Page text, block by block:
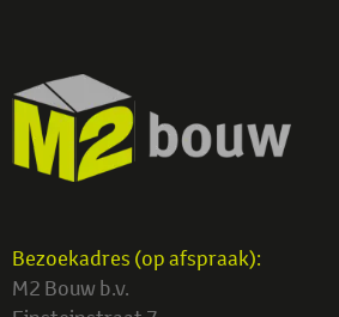
Bezoekadres (op afspraak):
M2 Bouw b.v.